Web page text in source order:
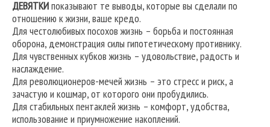
ДЕВЯТКИпоказывают те выводы, которые вы сделали по
отношению к жизни, ваше кредо.
Для честолюбивых посохов жизнь – борьба и постоянная
оборона, демонстрация силы гипотетическому противнику.
Для чувственных кубков жизнь – удовольствие, радость и
наслаждение.
Для революционеров-мечей жизнь – это стресс и риск, а
зачастую и кошмар, от которого они пробудились.
Для стабильных пентаклей жизнь – комфорт, удобства,
использование и приумножение накоплений.